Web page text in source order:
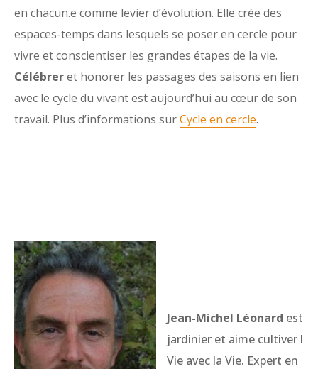
en chacun.e comme levier d’évolution. Elle crée des
espaces-temps dans lesquels se poser en cercle pour
vivre et conscientiser les grandes étapes de la vie.
Célébreret honorer les passages des saisons en lien
avec le cycle du vivant est aujourd’hui au cœur de son
travail. Plus d’informations surCycle en cercle.
Jean-Michel Léonard est
jardinier et aime cultiver la
Vie avec la Vie. Expert en